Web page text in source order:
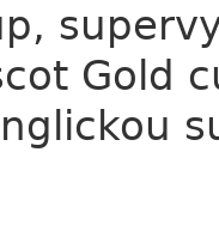
Gold